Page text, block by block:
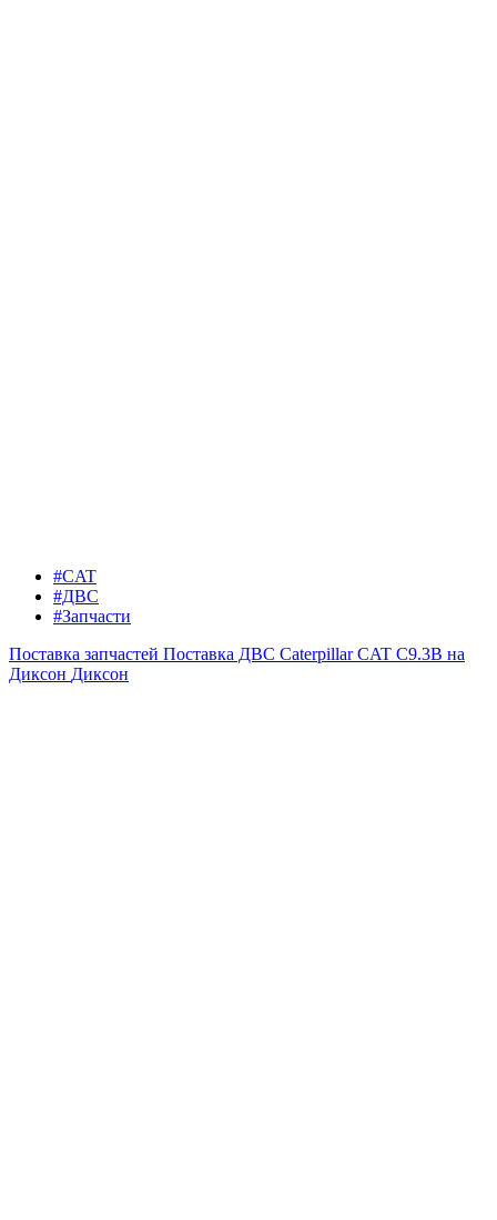
#CAT
#ДВС
#Запчасти
Поставка запчастей Поставка ДВС Caterpillar CAT C9.3B на
Диксон Диксон